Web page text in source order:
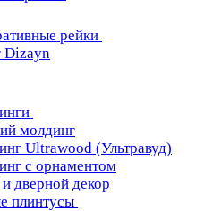
рейки
Dizayn
молдинг
Ultrawood (Ультравуд)
с орнаментом
дверной декор
плинтусы